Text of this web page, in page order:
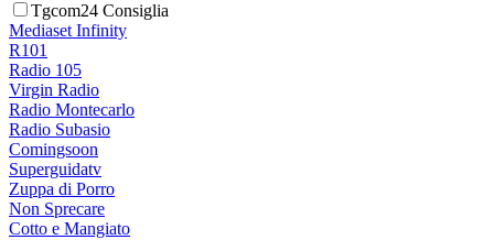
Tgcom24 Consiglia
Mediaset Infinity
R101
Radio 105
Virgin Radio
Radio Montecarlo
Radio Subasio
Comingsoon
Superguidatv
Zuppa di Porro
Non Sprecare
Cotto e Mangiato